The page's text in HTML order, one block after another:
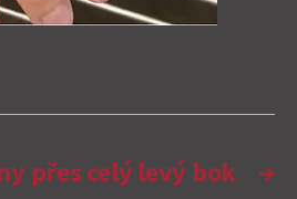
→
přes celý levý bok